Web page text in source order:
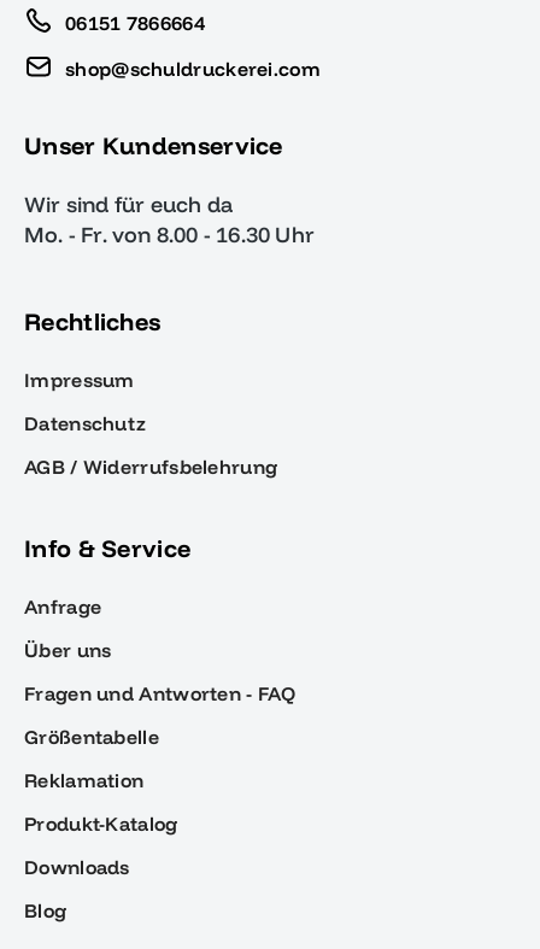
06151 7866664
shop@schuldruckerei.com
Unser Kundenservice
Wir sind für euch da
Mo. - Fr. von 8.00 - 16.30 Uhr
Rechtliches
Impressum
Datenschutz
AGB / Widerrufsbelehrung
Info & Service
Anfrage
Über uns
Fragen und Antworten - FAQ
Größentabelle
Reklamation
Produkt-Katalog
Downloads
Blog